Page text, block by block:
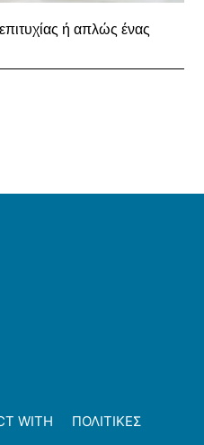
ή απλώς ένας
WITH ΠΟΛΙΤΙΚΕΣ